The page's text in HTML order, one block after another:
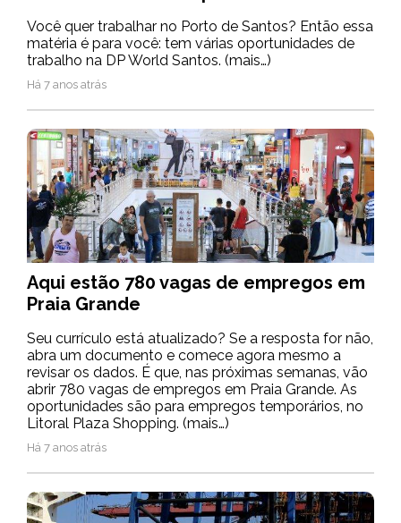
Você quer trabalhar no Porto de Santos? Então essa
matéria é para você: tem várias oportunidades de
trabalho na DP World Santos. (mais…)
Há 7 anos atrás
Aqui estão 780 vagas de empregos em
Praia Grande
Seu currículo está atualizado? Se a resposta for não,
abra um documento e comece agora mesmo a
revisar os dados. É que, nas próximas semanas, vão
abrir 780 vagas de empregos em Praia Grande. As
oportunidades são para empregos temporários, no
Litoral Plaza Shopping. (mais…)
Há 7 anos atrás